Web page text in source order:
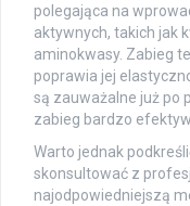
polegająca na
aktywnych, takich jak
aminokwasy. Zabieg
poprawia jej
są zauważalne już po
zabieg bardzo
Warto jednak
skonsultować z
najodpowiedniejszą